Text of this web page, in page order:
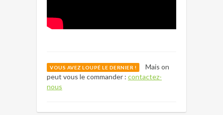
VOUS AVEZ LOUPÉ LE DERNIER !
Mais on
peut vous le commander : contactez-
nous